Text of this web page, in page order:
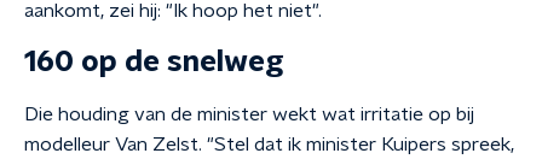
aankomt, zei hij: "Ik hoop het niet".
160 op de snelweg
Die houding van de minister wekt wat irritatie op bij
modelleur Van Zelst. "Stel dat ik minister Kuipers spreek,